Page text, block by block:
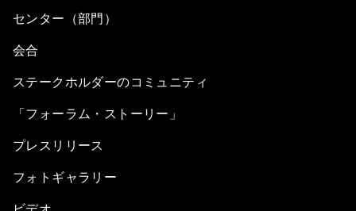
センター（部門）
会合
ステークホルダーのコミュニティ
「フォーラム・ストーリー」
プレスリリース
フォトギャラリー